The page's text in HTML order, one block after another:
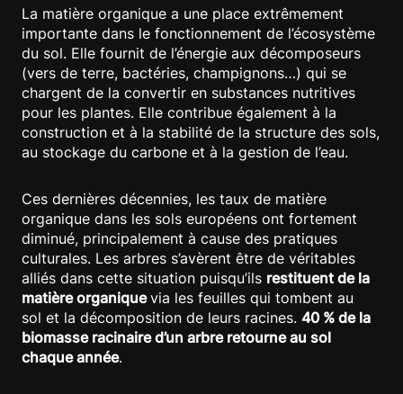
La matière organique a une place extrêmement
importante dans le fonctionnement de l’écosystème
du sol. Elle fournit de l’énergie aux décomposeurs
(vers de terre, bactéries, champignons…) qui se
chargent de la convertir en substances nutritives
pour les plantes. Elle contribue également à la
construction et à la stabilité de la structure des sols,
au stockage du carbone et à la gestion de l’eau.
Ces dernières décennies, les taux de matière
organique dans les sols européens ont fortement
diminué, principalement à cause des pratiques
culturales. Les arbres s’avèrent être de véritables
alliés dans cette situation puisqu’ils restituent de la
matière organiquevia les feuilles qui tombent au
sol et la décomposition de leurs racines. 40 % de la
biomasse racinaire d’un arbre retourne au sol
chaque année.